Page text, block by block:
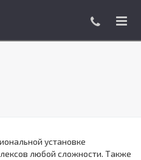
установке
любой сложности. Также